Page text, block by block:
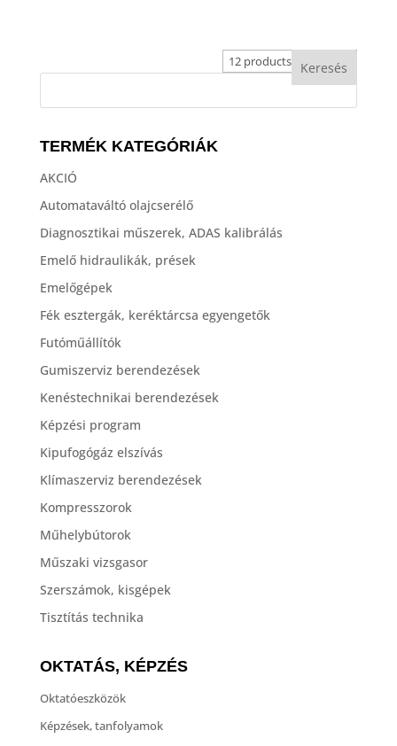
TERMÉK KATEGÓRIÁK
AKCIÓ
Automataváltó olajcserélő
Diagnosztikai műszerek, ADAS kalibrálás
Emelő hidraulikák, prések
Emelőgépek
Fék esztergák, keréktárcsa egyengetők
Futóműállítók
Gumiszerviz berendezések
Kenéstechnikai berendezések
Képzési program
Kipufogógáz elszívás
Klímaszerviz berendezések
Kompresszorok
Műhelybútorok
Műszaki vizsgasor
Szerszámok, kisgépek
Tisztítás technika
OKTATÁS, KÉPZÉS
Oktatóeszközök
Képzések, tanfolyamok